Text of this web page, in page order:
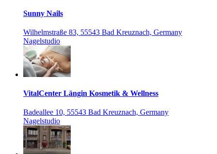
Sunny Nails
Wilhelmstraße 83, 55543 Bad Kreuznach, Germany
Nagelstudio
VitalCenter Längin Kosmetik & Wellness
Badeallee 10, 55543 Bad Kreuznach, Germany
Nagelstudio